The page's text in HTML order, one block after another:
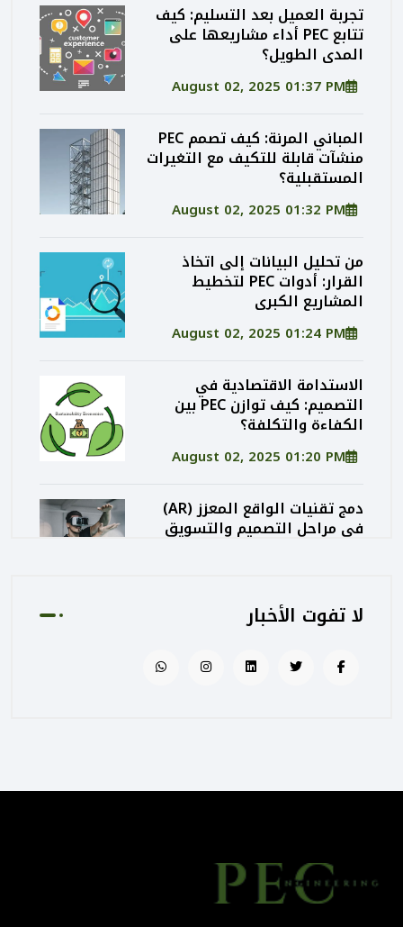
تجربة العميل بعد التسليم: كيف
تتابع PEC أداء مشاريعها على
المدى الطويل؟
August 02, 2025 01:37 PM
المباني المرنة: كيف تصمم PEC
منشآت قابلة للتكيف مع التغيرات
المستقبلية؟
August 02, 2025 01:32 PM
من تحليل البيانات إلى اتخاذ
القرار: أدوات PEC لتخطيط
المشاريع الكبرى
August 02, 2025 01:24 PM
الاستدامة الاقتصادية في
التصميم: كيف توازن PEC بين
الكفاءة والتكلفة؟
August 02, 2025 01:20 PM
دمج تقنيات الواقع المعزز (AR)
في مراحل التصميم والتسويق
كيف تساهم PEC في رفع جودة
الإشراف المتكامل؟
المباني أكثر إنسانية
الهندسة الرقمية في المشاريع
لا تفوت الأخبار